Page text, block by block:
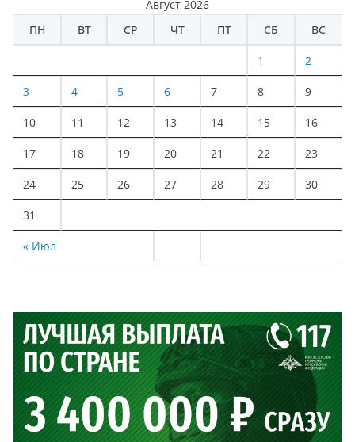
Август 2026
ПН
ВТ СР ЧТ ПТ СБ ВС
« Июл
1 2
3 4 5 6 7 8 9
10 11 12 13 14 15 16
17 18 19 20 21 22 23
24 25 26 27 28 29 30
31